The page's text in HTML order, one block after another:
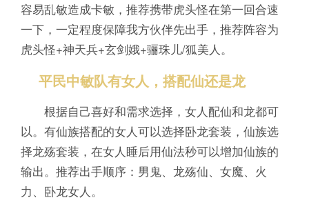
容易乱敏造成卡敏，推荐携带虎头怪在第一回合速
一下，一定程度保障我方伙伴先出手，推荐阵容为
虎头怪+神天兵+玄剑娥+骊珠儿/狐美人。
平民中敏队有女人，搭配仙还是龙
根据自己喜好和需求选择，女人配仙和龙都可
以。有仙族搭配的女人可以选择卧龙套装，仙族选
择龙殇套装，在女人睡后用仙法秒可以增加仙族的
输出。推荐出手顺序：男鬼、龙殇仙、女魔、火
力、卧龙女人。